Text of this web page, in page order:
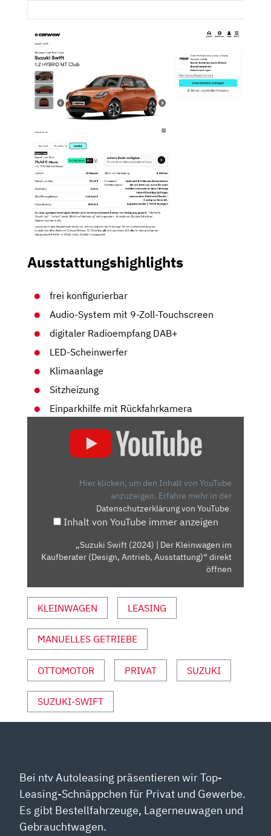
Ausstattungshighlights
frei konfigurierbar
Audio-System mit 9-Zoll-Touchscreen
digitaler Radioempfang DAB+
LED-Scheinwerfer
Klimaanlage
Sitzheizung
Einparkhilfe mit Rückfahrkamera
KAUFBERATER
ANTRIEB,
YOUTUBE
ANZEIGEN
Hier klicken, um den Inhalt von YouTube
anzuzeigen. Erfahre mehr in der
Datenschutzerklärung von YouTube.
Inhalt von YouTube immer anzeigen
„Suzuki Swift (2024) | Der Kleinwagen im
Kaufberater (Design, Antrieb, Ausstattung)“ direkt
öffnen
KLEINWAGEN LEASING
MANUELLES GETRIEBE
OTTOMOTOR PRIVAT SUZUKI
SUZUKI-SWIFT
Bei ntv Autoleasing präsentieren wir Top-
Leasing-Schnäppchen für Privat und Gewerbe.
Es gibt Bestellfahrzeuge, Lagerneuwagen und
Gebrauchtwagen.